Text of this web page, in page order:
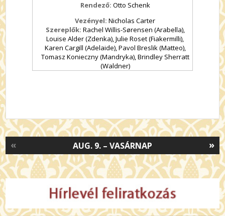
Rendező: Otto Schenk
Vezényel: Nicholas Carter
Szereplők: Rachel Willis-Sørensen (Arabella),
Louise Alder (Zdenka), Julie Roset (Fiakermilli),
Karen Cargill (Adelaide), Pavol Breslik (Matteo),
Tomasz Konieczny (Mandryka), Brindley Sherratt
(Waldner)
»
AUG. 9. – VASÁRNAP
«